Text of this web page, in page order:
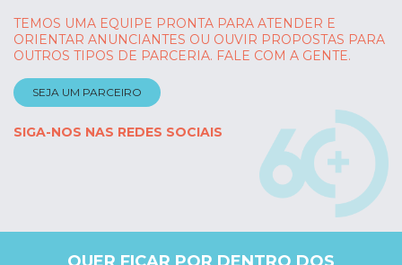
TEMOS UMA EQUIPE PRONTA PARA ATENDER E
ORIENTAR ANUNCIANTES OU OUVIR PROPOSTAS PARA
OUTROS TIPOS DE PARCERIA. FALE COM A GENTE.
SEJA UM PARCEIRO
SIGA-NOS NAS REDES SOCIAIS